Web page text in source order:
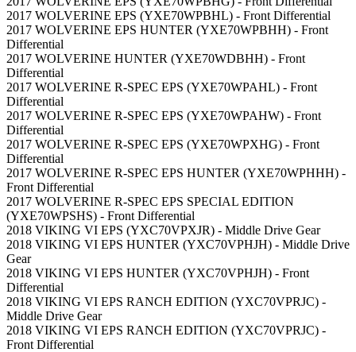
2017 WOLVERINE EPS (YXE70WPBHL) - Front Differential
2017 WOLVERINE EPS HUNTER (YXE70WPBHH) - Front
Differential
2017 WOLVERINE HUNTER (YXE70WDBHH) - Front
Differential
2017 WOLVERINE R-SPEC EPS (YXE70WPAHL) - Front
Differential
2017 WOLVERINE R-SPEC EPS (YXE70WPAHW) - Front
Differential
2017 WOLVERINE R-SPEC EPS (YXE70WPXHG) - Front
Differential
2017 WOLVERINE R-SPEC EPS HUNTER (YXE70WPHHH) -
Front Differential
2017 WOLVERINE R-SPEC EPS SPECIAL EDITION
(YXE70WPSHS) - Front Differential
2018 VIKING VI EPS (YXC70VPXJR) - Middle Drive Gear
2018 VIKING VI EPS HUNTER (YXC70VPHJH) - Middle Drive
Gear
2018 VIKING VI EPS HUNTER (YXC70VPHJH) - Front
Differential
2018 VIKING VI EPS RANCH EDITION (YXC70VPRJC) -
Middle Drive Gear
2018 VIKING VI EPS RANCH EDITION (YXC70VPRJC) -
Front Differential